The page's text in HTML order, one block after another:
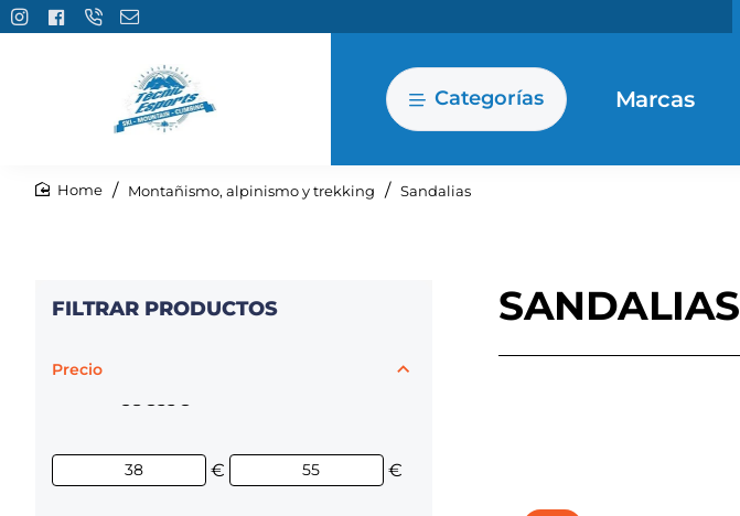
Categorías Marcas
Montañismo, alpinismo y trekking Sandalias
FILTRAR PRODUCTOS
Precio
38€55€
€ €
SANDALIAS